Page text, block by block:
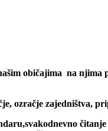
običajima na
ozračje zajedništva,